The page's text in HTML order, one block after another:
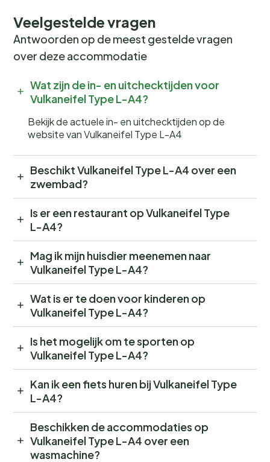
Veelgestelde vragen
Antwoorden op de meest gestelde vragen
over deze accommodatie
Wat zijn de in- en uitchecktijden voor
Vulkaneifel Type L-A4?
Bekijk de actuele in- en uitchecktijden op de
website van Vulkaneifel Type L-A4
Beschikt Vulkaneifel Type L-A4 over een
zwembad?
Is er een restaurant op Vulkaneifel Type
L-A4?
Mag ik mijn huisdier meenemen naar
Vulkaneifel Type L-A4?
Wat is er te doen voor kinderen op
Vulkaneifel Type L-A4?
Is het mogelijk om te sporten op
Vulkaneifel Type L-A4?
Kan ik een fiets huren bij Vulkaneifel Type
L-A4?
Beschikken de accommodaties op
Vulkaneifel Type L-A4 over een
wasmachine?